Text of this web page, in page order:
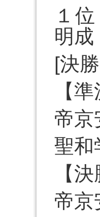
１
明
[決
【
帝京
聖和
【決
帝京